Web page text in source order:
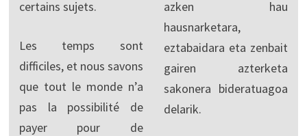
certains sujets.
Les temps sont
difficiles, et nous savons
que tout le monde n’a
pas la possibilité de
payer pour de
azken hau
hausnarketara,
eztabaidara eta zenbait
gairen azterketa
sakonera bideratuagoa
delarik.